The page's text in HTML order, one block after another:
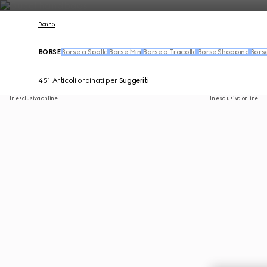
Contattaci
Donna
BORSE Borse a Spalla Borse Mini Borse a Tracolla Borse Shopping
451 Articoli ordinati per Suggeriti
In esclusiva online In esclusiva online